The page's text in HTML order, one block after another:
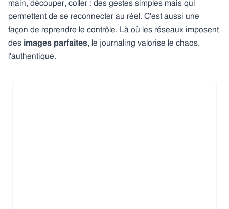
main, découper, coller : des gestes simples mais qui
permettent de se reconnecter au réel. C'est aussi une
façon de reprendre le contrôle. Là où les réseaux imposent
des images parfaites, le journaling valorise le chaos,
l'authentique.